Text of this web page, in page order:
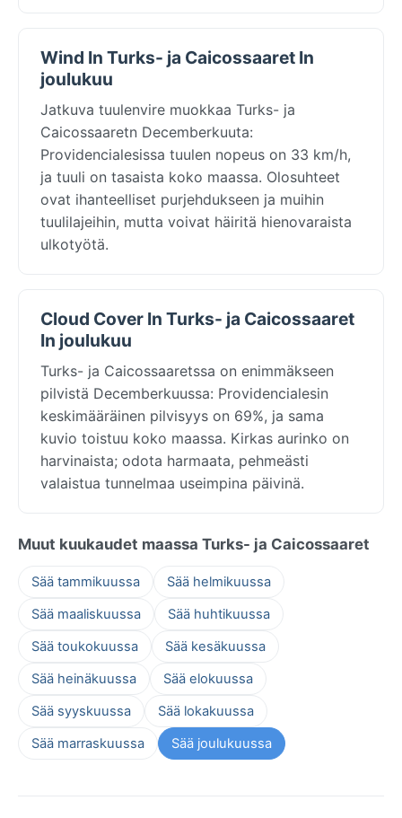
Wind In Turks- ja Caicossaaret In
joulukuu
Jatkuva tuulenvire muokkaa Turks- ja
Caicossaaretn Decemberkuuta:
Providencialesissa tuulen nopeus on 33 km/h,
ja tuuli on tasaista koko maassa. Olosuhteet
ovat ihanteelliset purjehdukseen ja muihin
tuulilajeihin, mutta voivat häiritä hienovaraista
ulkotyötä.
Cloud Cover In Turks- ja Caicossaaret
In joulukuu
Turks- ja Caicossaaretssa on enimmäkseen
pilvistä Decemberkuussa: Providencialesin
keskimääräinen pilvisyys on 69%, ja sama
kuvio toistuu koko maassa. Kirkas aurinko on
harvinaista; odota harmaata, pehmeästi
valaistua tunnelmaa useimpina päivinä.
Muut kuukaudet maassa Turks- ja Caicossaaret
Sää tammikuussa
Sää helmikuussa
Sää maaliskuussa
Sää huhtikuussa
Sää toukokuussa
Sää kesäkuussa
Sää heinäkuussa
Sää elokuussa
Sää syyskuussa
Sää lokakuussa
Sää marraskuussa
Sää joulukuussa